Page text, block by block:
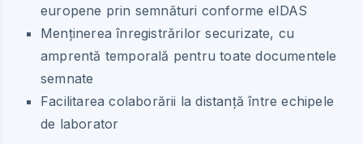
europene prin semnături conforme eIDAS
Menținerea înregistrărilor securizate, cu
amprentă temporală pentru toate documentele
semnate
Facilitarea colaborării la distanță între echipele
de laborator